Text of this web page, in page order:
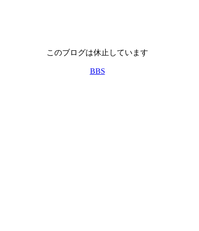
このブログは休止しています
BBS